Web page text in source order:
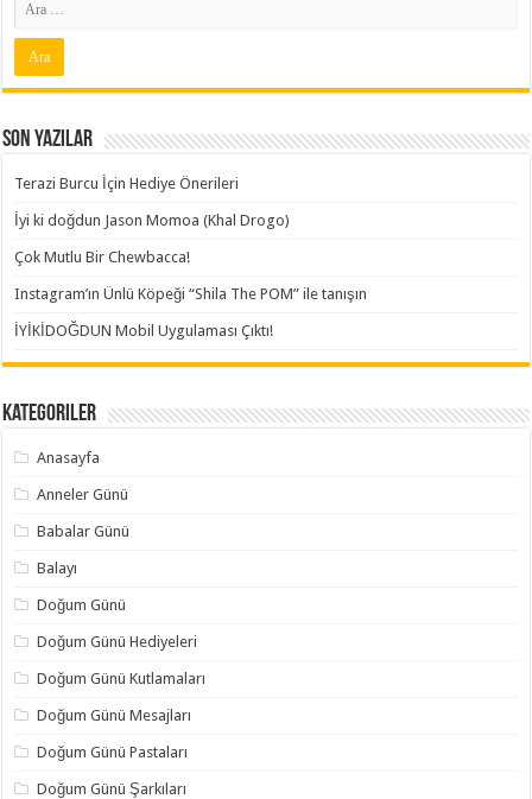
Son Yazılar
Terazi Burcu İçin Hediye Önerileri
İyi ki doğdun Jason Momoa (Khal Drogo)
Çok Mutlu Bir Chewbacca!
Instagram’ın Ünlü Köpeği “Shila The POM” ile tanışın
İYİKİDOĞDUN Mobil Uygulaması Çıktı!
Kategoriler
Anasayfa
Anneler Günü
Babalar Günü
Balayı
Doğum Günü
Doğum Günü Hediyeleri
Doğum Günü Kutlamaları
Doğum Günü Mesajları
Doğum Günü Pastaları
Doğum Günü Şarkıları